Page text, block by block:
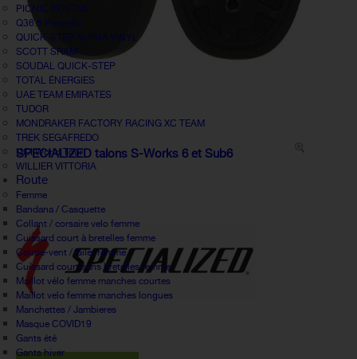
PICNIC POSTNL
Q36.5 Pinarello
QUICK-STEP ALPHA VINYL
SCOTT SRAM
SOUDAL QUICK-STEP
TOTAL ÉNERGIES
UAE TEAM EMIRATES
TUDOR
MONDRAKER FACTORY RACING XC TEAM
TREK SEGAFREDO
UCI World Tour
WILLIER VITTORIA
Route
Femme
Bandana / Casquette
Collant / corsaire velo femme
Cuissard court à bretelles femme
Coupe-vent / Gilet femme
Cuissard court sans bretelles femme
Maillot vélo femme manches courtes
Maillot velo femme manches longues
Manchettes / Jambieres
Masque COVID19
Gants été
Gants hiver
SPECIALIZED talons S-Works 6 et Sub6